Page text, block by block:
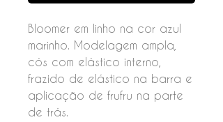
Bloomer em linho na cor azul
marinho. Modelagem ampla,
cós com elástico interno,
frazido de elástico na barra e
aplicação de frufru na parte
de trás.